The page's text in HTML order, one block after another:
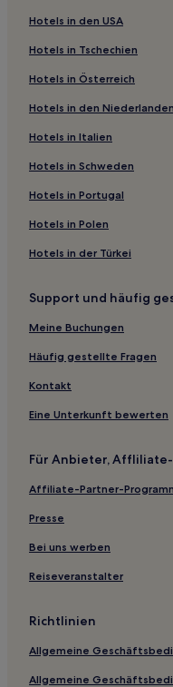
Hotels mit Pool in Sapanca
Hotels mit Küchenzeile in
Haustierfreundliche in
Familien in Sapanca
Hotels mit Fitnessbereich
Ski in Sapanca
Hotels mit inbegriffenem
Hotels nahe NG Sapanca
Hotels nahe Yeni-
Boğazköy Hotels
Hotels nahe Sapanca See
Tuzla Hotels
Sakarya: Hotels
Hotels in den USA
Hotels in Tschechien
Hotels in Österreich
Hotels in den Niederlanden
Hotels in Italien
Hotels in Schweden
Hotels in Portugal
Hotels in Polen
Hotels in der Türkei
Support und häufig
Meine Buchungen
Häufig gestellte Fragen
Kontakt
Eine Unterkunft bewerten
Für Anbieter,
Affiliate-Partner-
Presse
Bei uns werben
Reiseveranstalter
Richtlinien
Allgemeine
Allgemeine